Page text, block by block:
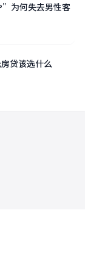
”为何失去男性客
贷该选什么